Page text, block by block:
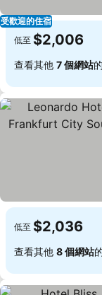
受歡迎的住宿
低至 $2,006
查看其他 7 個網站
低至 $2,036
查看其他 8 個網站